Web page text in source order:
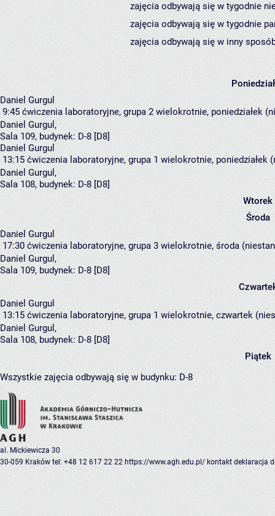
zajęcia odbywają się w tygodnie
zajęcia odbywają się w tygodnie
zajęcia odbywają się w inny
Daniel Gurgul
9:45 ćwiczenia laboratoryjne, grupa 2 wielokrotnie, poniedziałek
Daniel Gurgul ,
Sala 109, budynek: D-8 [D8]
Daniel Gurgul
13:15 ćwiczenia laboratoryjne, grupa 1 wielokrotnie, poniedziałek
Daniel Gurgul ,
Sala 108, budynek: D-8 [D8]
Wtorek
Środa
Daniel Gurgul
17:30 ćwiczenia laboratoryjne, grupa 3 wielokrotnie, środa
Daniel Gurgul ,
Sala 109, budynek: D-8 [D8]
Daniel Gurgul
13:15 ćwiczenia laboratoryjne, grupa 1 wielokrotnie, czwartek
Daniel Gurgul ,
Sala 108, budynek: D-8 [D8]
Piątek
Wszystkie zajęcia odbywają się w budynku: D-8
al. Mickiewicza 30
30-059 Kraków tel: +48 12 617 22 22 https://www.agh.edu.pl/ kontakt deklaracja